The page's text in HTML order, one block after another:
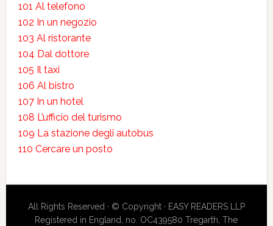
101 Al telefono
102 In un negozio
103 Al ristorante
104 Dal dottore
105 Il taxi
106 Al bistro
107 In un hotel
108 L’ufficio del turismo
109 La stazione degli autobus
110 Cercare un posto
All Rights Reserved · © Copyright · EASY READERS LLP
Registered in England, no. OC439580 Tregarth, The